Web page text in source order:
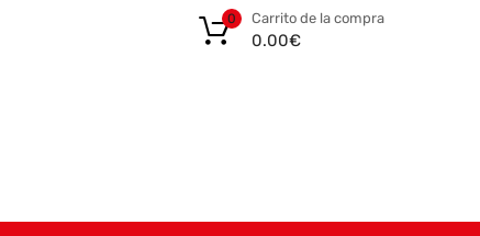
Carrito de la compra
0.00€
0